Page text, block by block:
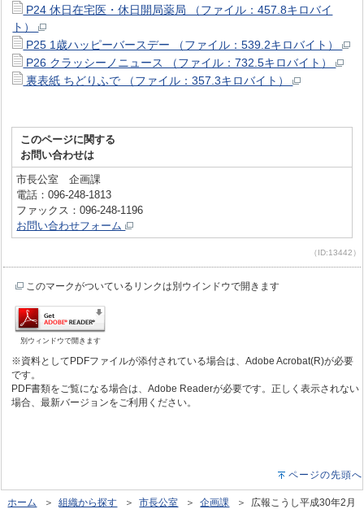
P24 休日在宅医・休日開局薬局 （ファイル：457.8キロバイ
ト）
P25 1歳ハッピーバースデー （ファイル：539.2キロバイト）
P26 クラッシーノニュース （ファイル：732.5キロバイト）
裏表紙 ちどりふで （ファイル：357.3キロバイト）
このページに関する
お問い合わせは
市長公室 企画課
電話：096-248-1813
ファックス：096-248-1196
お問い合わせフォーム
（ID:13442）
このマークがついているリンクは別ウインドウで開きます
別ウィンドウで開きます
※資料としてPDFファイルが添付されている場合は、Adobe Acrobat(R)が必要
です。
PDF書類をご覧になる場合は、Adobe Readerが必要です。正しく表示されない
場合、最新バージョンをご利用ください。
ページの先頭へ
ホーム ＞組織から探す ＞市長公室 ＞企画課 ＞ 広報こうし平成30年2月